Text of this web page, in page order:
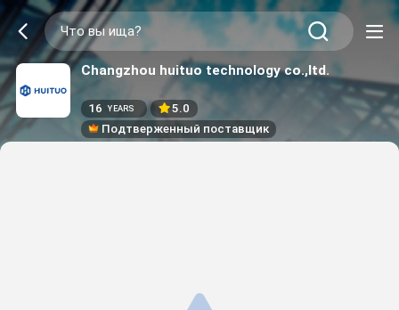
Changzhou huituo technology co.,ltd.
16 YEARS
5.0
Подтверженный поставщик